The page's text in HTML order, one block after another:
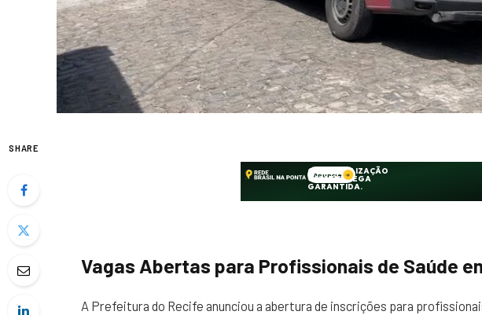
SHARE
Vagas Abertas para Profissionais de Saúde
A Prefeitura do Recife anunciou a abertura de inscrições para